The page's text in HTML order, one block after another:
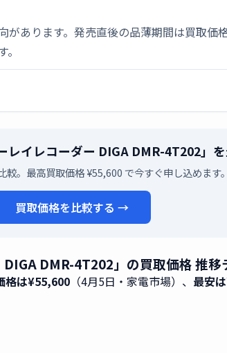
あります。発売直後の品薄期間は買取価
レイレコーダー DIGA DMR-4T202」
較。最高買取価格 ¥55,600 で今すぐ申し込めます。
買取価格を比較する →
DMR-4T202」の買取価格 推移
格は¥55,600 （4月5日・家電市場）、 最安